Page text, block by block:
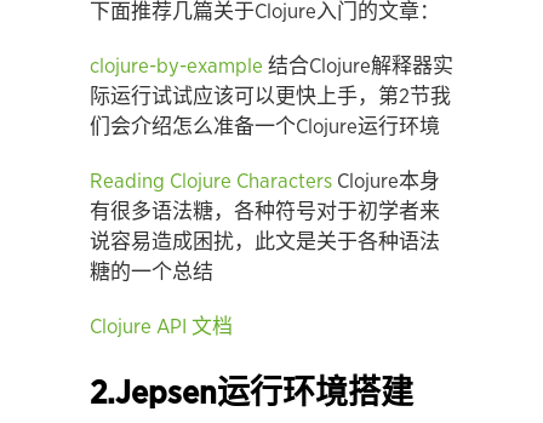
下面推荐几篇关于Clojure入门的文章：
clojure-by-example 结合Clojure解释器实
际运行试试应该可以更快上手，第2节我
们会介绍怎么准备一个Clojure运行环境
Reading Clojure Characters Clojure本身
有很多语法糖，各种符号对于初学者来
说容易造成困扰，此文是关于各种语法
糖的一个总结
Clojure API 文档
2.Jepsen运行环境搭建